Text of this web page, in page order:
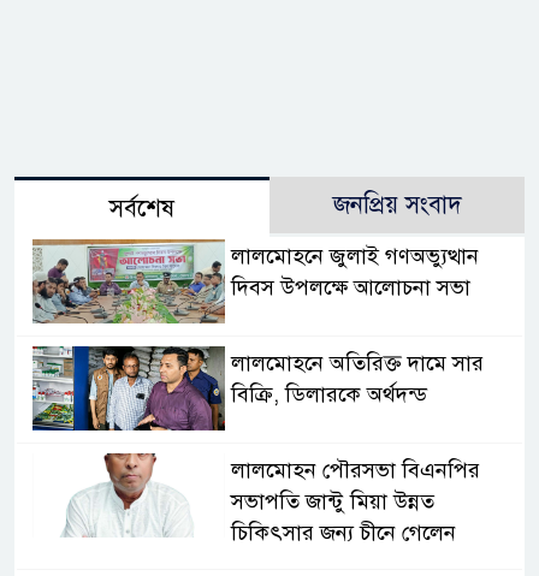
সর্বশেষ জনপ্রিয় সংবাদ
লালমোহনে জুলাই গণঅভ্যুত্থান
দিবস উপলক্ষে আলোচনা সভা
লালমোহনে অতিরিক্ত দামে সার
বিক্রি, ডিলারকে অর্থদন্ড
লালমোহন পৌরসভা বিএনপির
সভাপতি জান্টু মিয়া উন্নত
চিকিৎসার জন্য চীনে গেলেন